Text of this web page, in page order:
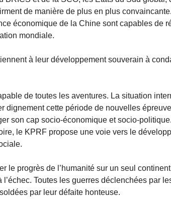
de manière de plus en plus convaincante.
économique de la Chine sont capables de
mondiale.
à leur développement souverain à
de toutes les aventures. La situation
dignement cette période de nouvelles
son cap socio-économique et socio-politique.
le KPRF propose une voie vers le
le progrès de l’humanité sur un seul
Toutes les guerres déclenchées par
par leur défaite honteuse.